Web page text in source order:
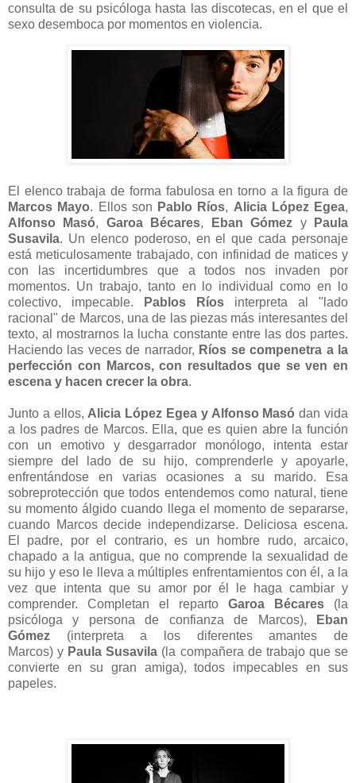
consulta de su psicóloga hasta las discotecas, en el que el
sexo desemboca por momentos en violencia.
El elenco trabaja de forma fabulosa en torno a la figura de
Marcos Mayo. Ellos son Pablo Ríos, Alicia López Egea,
Alfonso Masó, Garoa Bécares, Eban Gómez y
Paula
Susavila. Un elenco poderoso, en el que cada personaje
está meticulosamente trabajado, con infinidad de matices y
con las incertidumbres que a todos nos invaden por
momentos. Un trabajo, tanto en lo individual como en lo
colectivo, impecable.
Pablos Ríos interpreta al "lado
racional" de Marcos, una de las piezas más interesantes del
texto, al mostrarnos la lucha constante entre las dos partes.
Haciendo las veces de narrador, Ríos se compenetra a la
perfección con Marcos, con resultados que se ven en
escena y hacen crecer la obra.
Junto a ellos, Alicia López Egea y Alfonso Masó dan vida
a los padres de Marcos. Ella, que es quien abre la función
con un emotivo y desgarrador monólogo, intenta estar
siempre del lado de su hijo, comprenderle y apoyarle,
enfrentándose en varias ocasiones a su marido. Esa
sobreprotección que todos entendemos como natural, tiene
su momento álgido cuando llega el momento de separarse,
cuando Marcos decide independizarse. Deliciosa escena.
El padre, por el contrario, es un hombre rudo, arcaico,
chapado a la antigua, que no comprende la sexualidad de
su hijo y eso le lleva a múltiples enfrentamientos con él, a la
vez que intenta que su amor por él le haga cambiar y
comprender. Completan el reparto Garoa Bécares (la
psicóloga y persona de confianza de Marcos),
Eban
Gómez (interpreta a los diferentes amantes de
Marcos)y Paula Susavila (la compañera de trabajo que se
convierte en su gran amiga), todos impecables en sus
papeles.